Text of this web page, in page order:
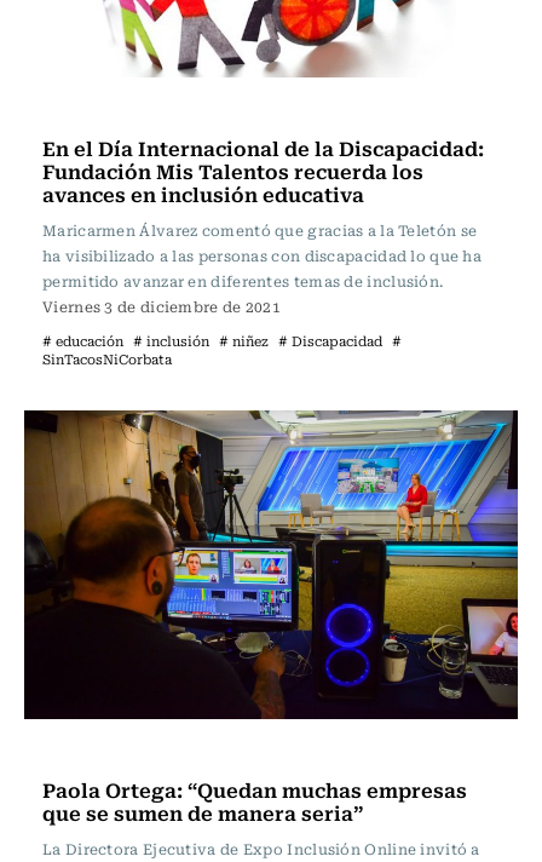
En el Día Internacional de la Discapacidad:
Fundación Mis Talentos recuerda los
avances en inclusión educativa
Maricarmen Álvarez comentó que gracias a la Teletón se
ha visibilizado a las personas con discapacidad lo que ha
permitido avanzar en diferentes temas de inclusión.
Viernes 3 de diciembre de 2021
# educación # inclusión # niñez # Discapacidad #
SinTacosNiCorbata
Paola Ortega: “Quedan muchas empresas
que se sumen de manera seria”
La Directora Ejecutiva de Expo Inclusión Online invitó a